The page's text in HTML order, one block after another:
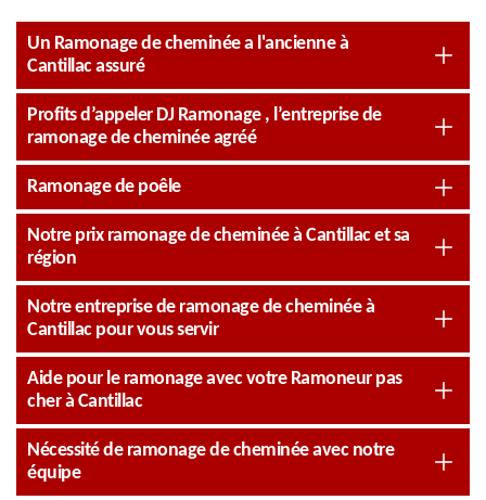
Un Ramonage de cheminée a l'ancienne à
Cantillac assuré
Profits d’appeler DJ Ramonage , l’entreprise de
ramonage de cheminée agréé
Ramonage de poêle
Notre prix ramonage de cheminée à Cantillac et sa
région
Notre entreprise de ramonage de cheminée à
Cantillac pour vous servir
Aide pour le ramonage avec votre Ramoneur pas
cher à Cantillac
Nécessité de ramonage de cheminée avec notre
équipe